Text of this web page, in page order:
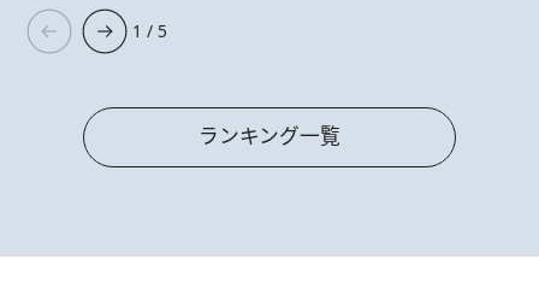
1 / 5
ランキング一覧